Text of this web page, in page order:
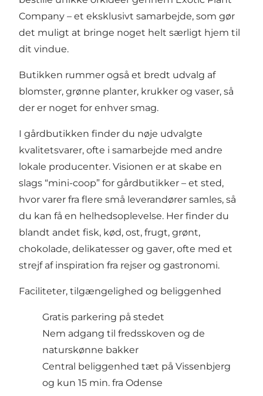
Company – et eksklusivt samarbejde, som gør
det muligt at bringe noget helt særligt hjem til
dit vindue.
Butikken rummer også et bredt udvalg af
blomster, grønne planter, krukker og vaser, så
der er noget for enhver smag.
I gårdbutikken finder du nøje udvalgte
kvalitetsvarer, ofte i samarbejde med andre
lokale producenter. Visionen er at skabe en
slags “mini-coop” for gårdbutikker – et sted,
hvor varer fra flere små leverandører samles, så
du kan få en helhedsoplevelse. Her finder du
blandt andet fisk, kød, ost, frugt, grønt,
chokolade, delikatesser og gaver, ofte med et
strejf af inspiration fra rejser og gastronomi.
Faciliteter, tilgængelighed og beliggenhed
Gratis parkering på stedet
Nem adgang til fredsskoven og de
naturskønne bakker
Central beliggenhed tæt på Vissenbjerg
og kun 15 min. fra Odense